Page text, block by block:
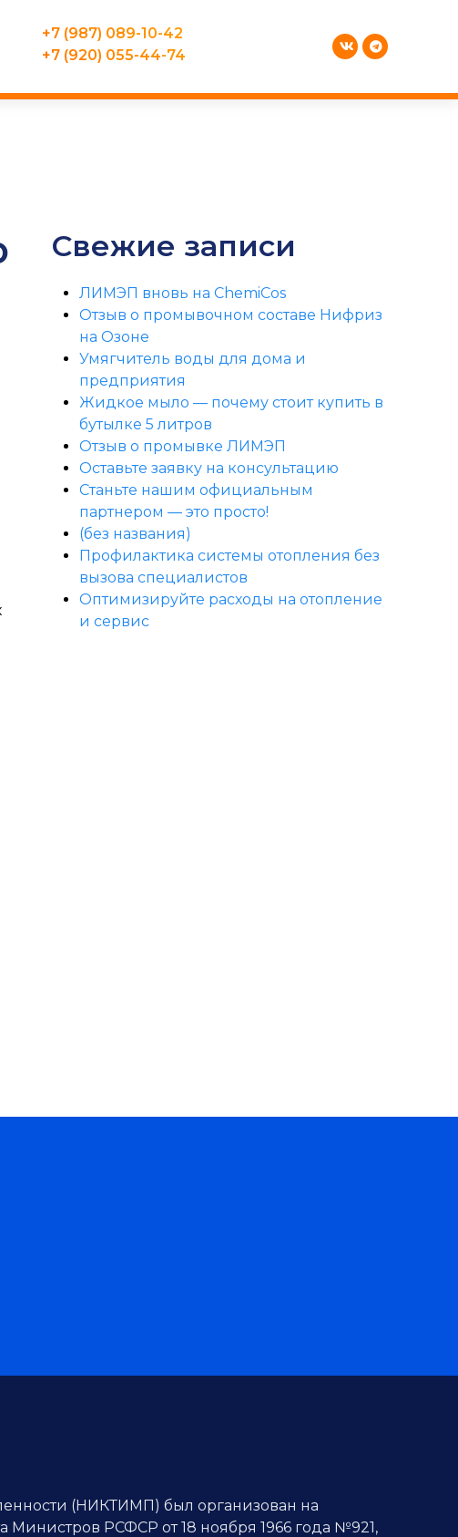
+7 (987) 089-10-42
+7 (920) 055-44-74
Свежие записи
ЛИМЭП вновь на ChemiCos
Отзыв о промывочном составе Нифриз
на Озоне
Умягчитель воды для дома и
предприятия
Жидкое мыло — почему стоит купить в
бутылке 5 литров
Отзыв о промывке ЛИМЭП
Оставьте заявку на консультацию
Станьте нашим официальным
партнером — это просто!
(без названия)
Профилактика системы отопления без
вызова специалистов
Оптимизируйте расходы на отопление
и сервис
(НИКТИМП) был организован на
Министров РСФСР от 18 ноября 1966 года №921,